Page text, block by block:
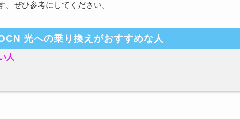
ぜひ参考にしてください。
光への乗り換えがおすすめな人
人